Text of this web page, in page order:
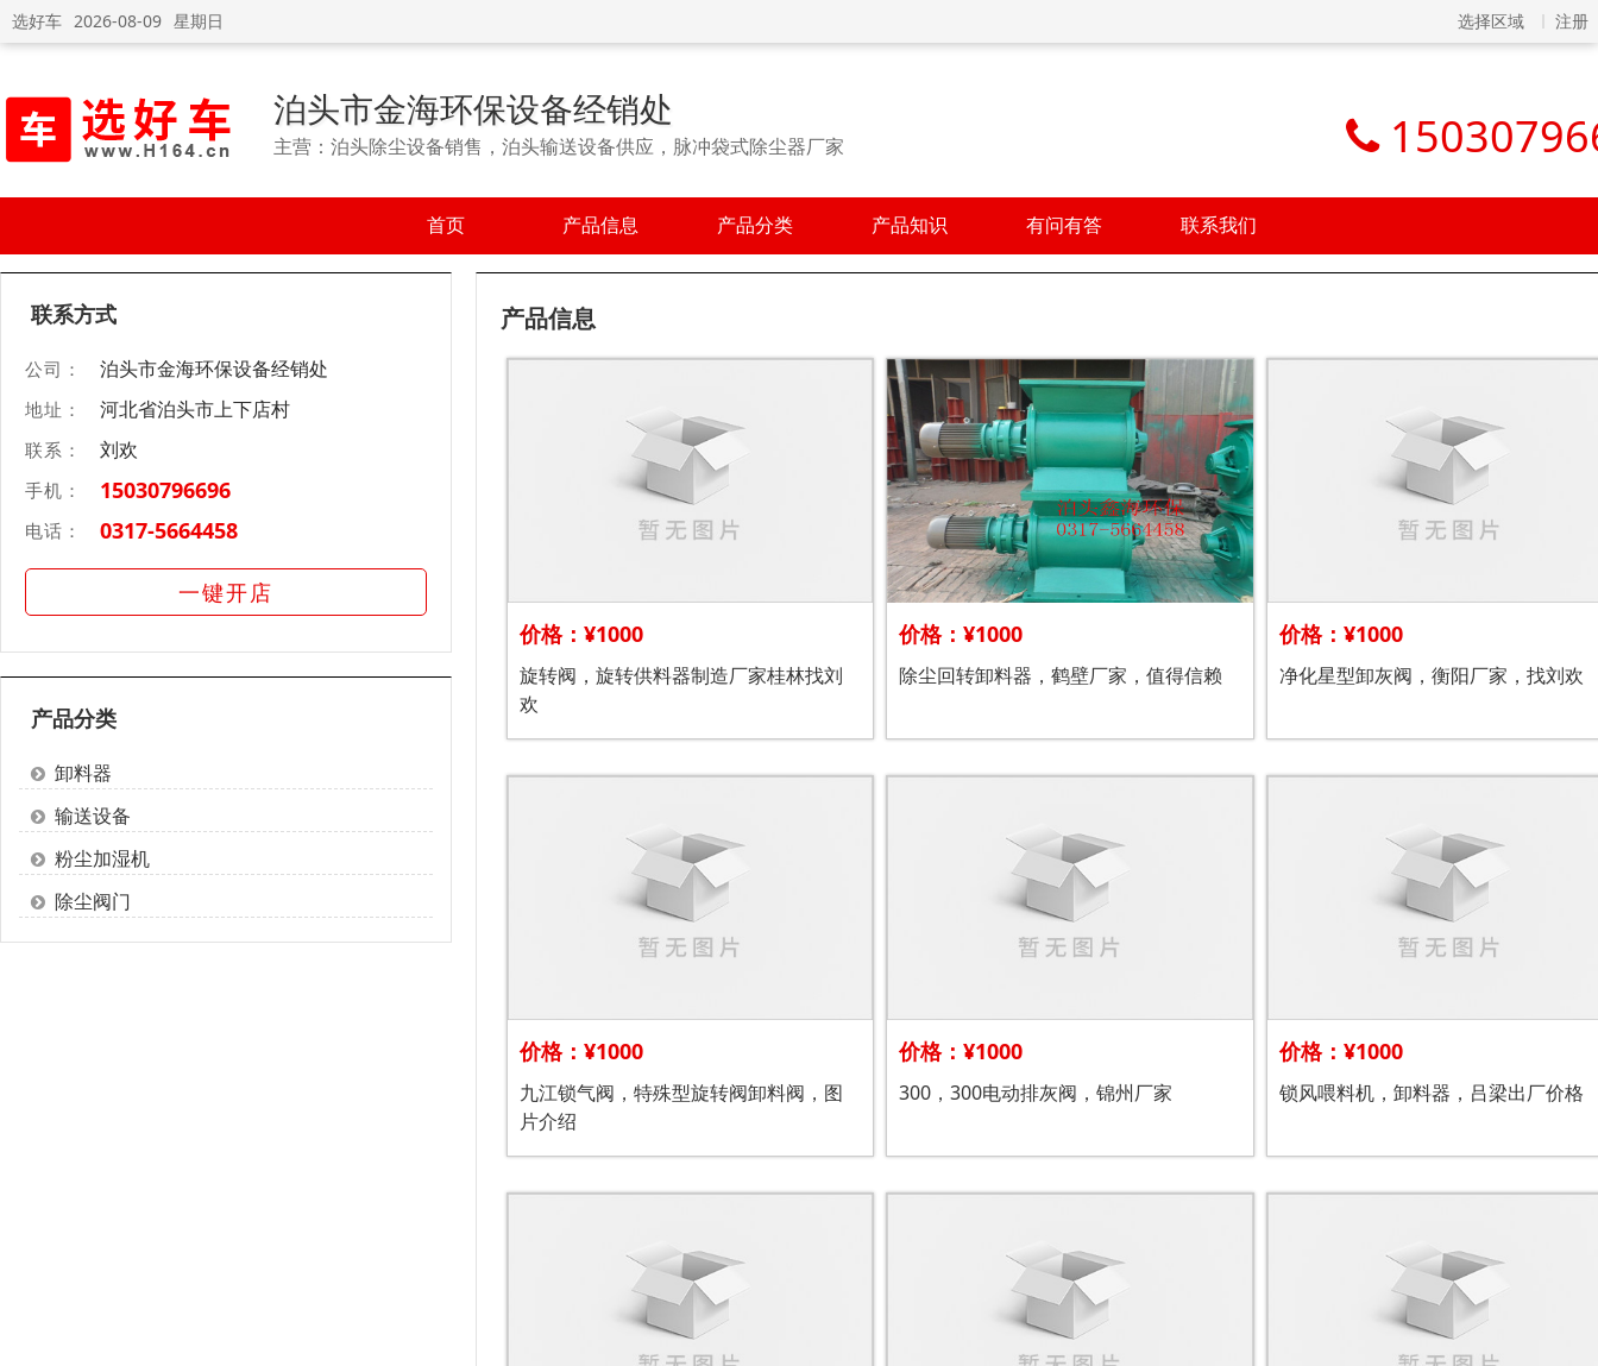
选好车 2026-08-09 星期日 选择区域 注册
泊头市金海环保设备经销处
主营：泊头除尘设备销售，泊头输送设备供应，脉冲袋式除尘器厂家
首页 产品信息 产品分类 产品知识 有问有答 联系我们
联系方式
公司： 泊头市金海环保设备经销处
地址： 河北省泊头市上下店村
联系： 刘欢
手机： 15030796696
电话： 0317-5664458
一键开店
产品分类
卸料器
输送设备
粉尘加湿机
除尘阀门
产品信息
价格：¥1000
旋转阀，旋转供料器制造厂家桂林找刘
欢
价格：¥1000
除尘回转卸料器，鹤壁厂家，值得信赖
价格：¥1000
净化星型卸灰阀，衡阳厂家，找刘欢
价格：¥1000
九江锁气阀，特殊型旋转阀卸料阀，图
片介绍
价格：¥1000
300，300电动排灰阀，锦州厂家
价格：¥1000
锁风喂料机，卸料器，吕梁出厂价格